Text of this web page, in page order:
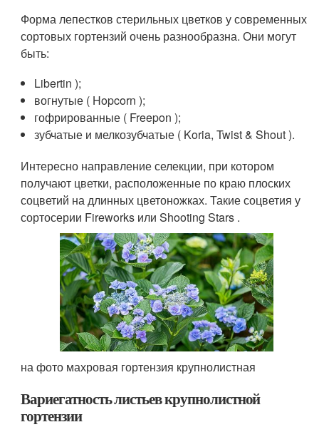
Форма лепестков стерильных цветков у современных
сортовых гортензий очень разнообразна. Они могут
быть:
Libertin );
вогнутые ( Hopcorn );
гофрированные ( Freepon );
зубчатые и мелкозубчатые ( Koria, Twist & Shout ).
Интересно направление селекции, при котором
получают цветки, расположенные по краю плоских
соцветий на длинных цветоножках. Такие соцветия у
сортосерии Fireworks или Shooting Stars .
на фото махровая гортензия крупнолистная
Вариегатность листьев крупнолистной
гортензии